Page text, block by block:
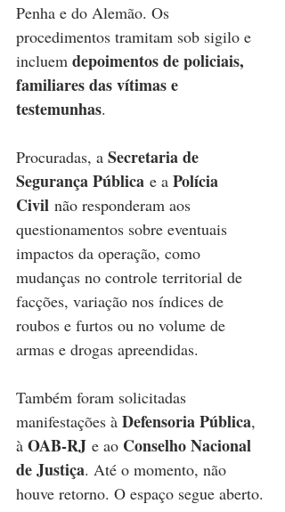
Penha e do Alemão. Os
procedimentos tramitam sob sigilo e
incluem depoimentos de policiais,
familiares das vítimas e
testemunhas.
Procuradas, a Secretaria de
Segurança Pública e a Polícia
Civil não responderam aos
questionamentos sobre eventuais
impactos da operação, como
mudanças no controle territorial de
facções, variação nos índices de
roubos e furtos ou no volume de
armas e drogas apreendidas.
Também foram solicitadas
manifestações à Defensoria Pública,
à OAB-RJ e ao Conselho Nacional
de Justiça. Até o momento, não
houve retorno. O espaço segue aberto.